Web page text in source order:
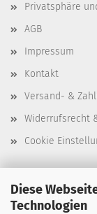
Diese
Technologien
Privatsphäre
AGB
Impressum
Kontakt
Versand- &
Widerrufsrecht
Cookie
Stencil-Depot